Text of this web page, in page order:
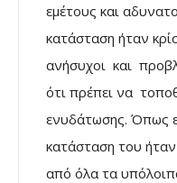
εμέτους και
κατάσταση ήταν
ανήσυχοι και
ότι πρέπει να
ενυδάτωσης. Όπως
κατάσταση του
από όλα τα